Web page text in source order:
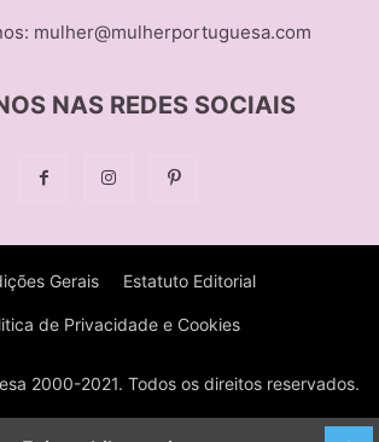
mulher@mulherportuguesa.com
NAS REDES SOCIAIS
Gerais Estatuto Editorial
de Privacidade e Cookies
2000-2021. Todos os direitos reservados.